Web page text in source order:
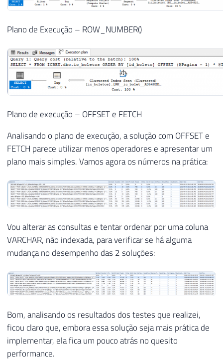
Plano de Execução – ROW_NUMBER()
Plano de execução – OFFSET e FETCH
Analisando o plano de execução, a solução com OFFSET e
FETCH parece utilizar menos operadores e apresentar um
plano mais simples. Vamos agora os números na prática:
Vou alterar as consultas e tentar ordenar por uma coluna
VARCHAR, não indexada, para verificar se há alguma
mudança no desempenho das 2 soluções:
Bom, analisando os resultados dos testes que realizei,
ficou claro que, embora essa solução seja mais prática de
implementar, ela fica um pouco atrás no quesito
performance.